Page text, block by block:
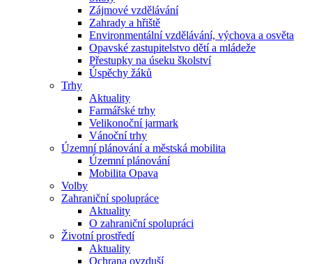
Zájmové vzdělávání
Zahrady a hřiště
Environmentální vzdělávání, výchova a osvěta
Opavské zastupitelstvo dětí a mládeže
Přestupky na úseku školství
Úspěchy žáků
Trhy
Aktuality
Farmářské trhy
Velikonoční jarmark
Vánoční trhy
Územní plánování a městská mobilita
Územní plánování
Mobilita Opava
Volby
Zahraniční spolupráce
Aktuality
O zahraniční spolupráci
Životní prostředí
Aktuality
Ochrana ovzduší